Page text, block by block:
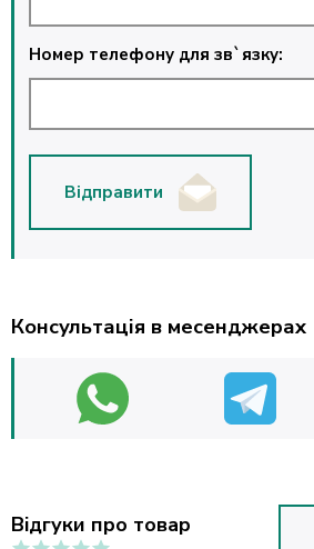
Номер телефону для зв`язку:
Відправити
Консультація в месенджерах
Відгуки про товар